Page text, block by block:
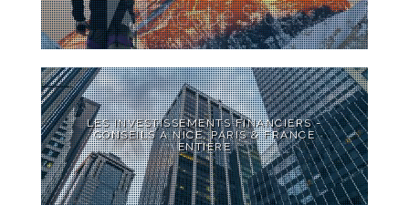
LES INVESTISSEMENTS FINANCIERS -
CONSEILS À NICE, PARIS & FRANCE
ENTIÈRE